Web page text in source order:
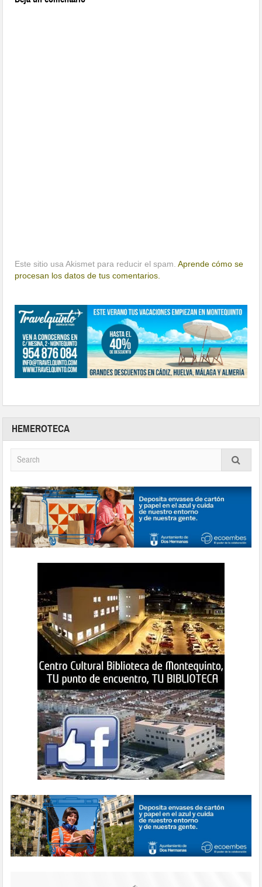
Este sitio usa Akismet para reducir el spam.Aprende cómo se
procesan los datos de tus comentarios.
HEMEROTECA